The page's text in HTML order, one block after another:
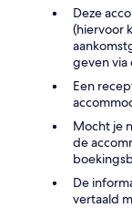
Deze
(hiervoor
geven
Een
Mocht je
de
De
vertaald